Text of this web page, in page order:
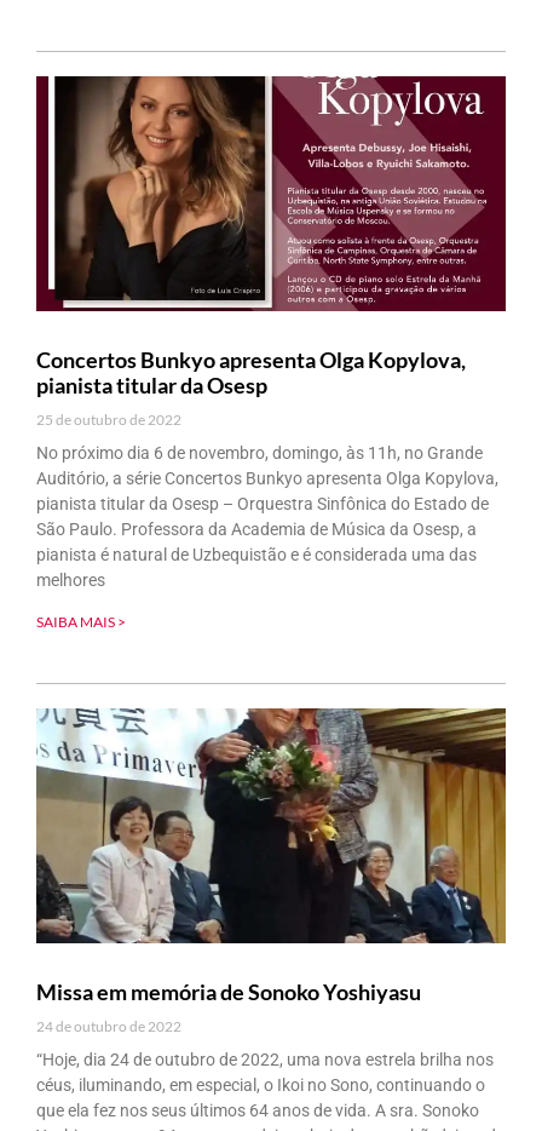
Concertos Bunkyo apresenta Olga Kopylova,
pianista titular da Osesp
25 de outubro de 2022
No próximo dia 6 de novembro, domingo, às 11h, no Grande
Auditório, a série Concertos Bunkyo apresenta Olga Kopylova,
pianista titular da Osesp – Orquestra Sinfônica do Estado de
São Paulo. Professora da Academia de Música da Osesp, a
pianista é natural de Uzbequistão e é considerada uma das
melhores
SAIBA MAIS >
Missa em memória de Sonoko Yoshiyasu
24 de outubro de 2022
“Hoje, dia 24 de outubro de 2022, uma nova estrela brilha nos
céus, iluminando, em especial, o Ikoi no Sono, continuando o
que ela fez nos seus últimos 64 anos de vida. A sra. Sonoko